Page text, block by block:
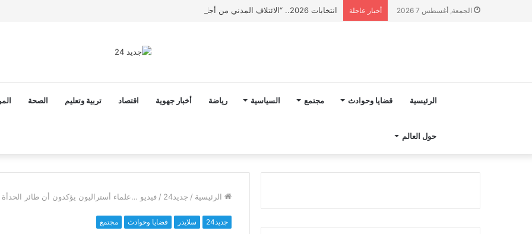
الجمعة, أغسطس 7 2026 أخبار عاجلة انتخابات 2026.. “الائتلاف المدني من أجل الجبل” يرفع عشرة مطالب أمام الأحزاب لإنصاف المناطق الجبلية
الرئيسية قضايا وحوادث مجتمع السياسية رياضة أخبار جهوية اقتصاد تربية وتعليم الصحة
حول العالم
الرئيسية / جديد24 / فيديو …علماء أستراليون يؤكدون أن طائر
جديد24 سلايدر قضايا وحوادث مجتمع